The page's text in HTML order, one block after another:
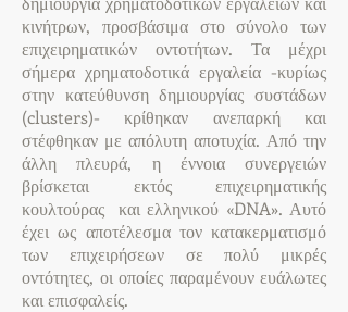
κινήτρων, προσβάσιμα στο σύνολο των
επιχειρηματικών οντοτήτων. Τα μέχρι
σήμερα χρηματοδοτικά εργαλεία -κυρίως
στην κατεύθυνση δημιουργίας συστάδων
(clusters)- κρίθηκαν ανεπαρκή και
στέφθηκαν με απόλυτη αποτυχία. Από την
άλλη πλευρά, η έννοια συνεργειών
βρίσκεται εκτός επιχειρηματικής
κουλτούρας και ελληνικού «DNA». Αυτό
έχει ως αποτέλεσμα τον κατακερματισμό
των επιχειρήσεων σε πολύ μικρές
οντότητες, οι οποίες παραμένουν ευάλωτες
και επισφαλείς.